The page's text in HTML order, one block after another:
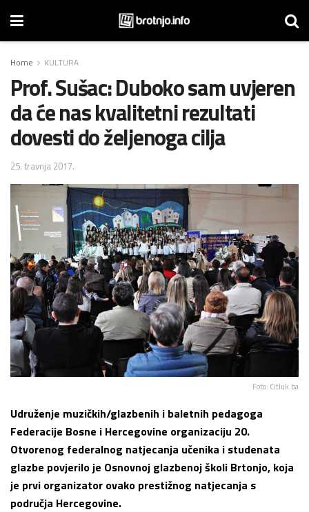
Home KULTURA
Prof. Sušac: Duboko sam uvjeren
da će nas kvalitetni rezultati
dovesti do željenoga cilja
25. travnja 2017.
Foto: Citluk.ba
Udruženje muzičkih/glazbenih i baletnih pedagoga
Federacije Bosne i Hercegovine organizaciju 20.
Otvorenog federalnog natjecanja učenika i studenata
glazbe povjerilo je Osnovnoj glazbenoj školi Brtonjo, koja
je prvi organizator ovako prestižnog natjecanja s
područja Hercegovine.